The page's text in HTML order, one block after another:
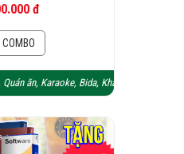
đ
ăn, Karaoke, Bida, Khách sạn